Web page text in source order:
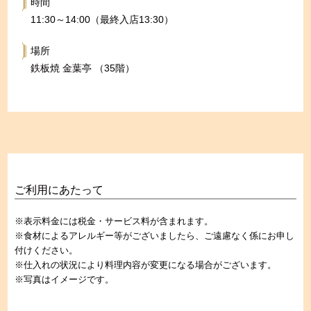
11:30～14:00（最終入店13:30）
場所
鉄板焼 金葉亭 （35階）
ご利用にあたって
※表示料金には税金・サービス料が含まれます。
※食材によるアレルギー等がございましたら、ご遠慮なく係にお申し
付けください。
※仕入れの状況により料理内容が変更になる場合がございます。
※写真はイメージです。